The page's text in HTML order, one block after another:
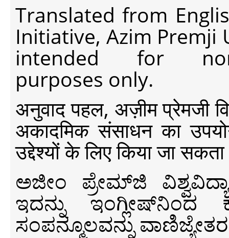
Translated from
Initiative, Azim Premji
intended for non-
purposes only.
अनुवाद पहल, अज़ीम प्रेमजी
अकादमिक संसाधन का
उद्देश्यों के लिए किया जा
ಅಜೀಂ ಪ್ರೇಮ್‍ಜಿ
ಇದನ್ನು ಇಂಗ್ಲೀಷ್‍ನಿಂದ
ಸಂಪನ್ಮೂಲವನ್ನು